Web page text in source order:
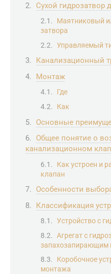
Сухой гидрозатвор
Маятниковый
затвора
Управляемый
Канализационный
Монтаж
Где
Как
Основные
Общее понятие о
канализационном
Как устроен и
клапан
Особенности
Классификация
Устройство с
Агрегат с
запахозапирающим
Коробочное
монтажа